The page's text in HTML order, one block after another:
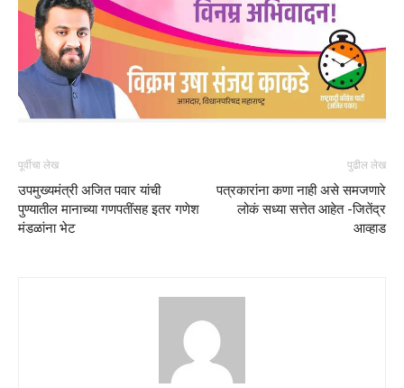
पूर्वीचा लेख
उपमुख्यमंत्री अजित पवार यांची
पुण्यातील मानाच्या गणपतींसह इतर गणेश
मंडळांना भेट
पुढील लेख
पत्रकारांना कणा नाही असे समजणारे
लोकं सध्या सत्तेत आहेत -जितेंद्र
आव्हाड